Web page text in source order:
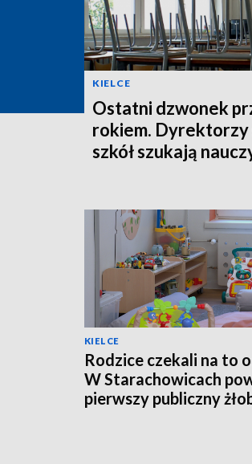
KIELCE
Ostatni dzwonek
rokiem.
szkół szukają
KIELCE
Rodzice czekali na to
W Starachowicach
pierwszy publiczny